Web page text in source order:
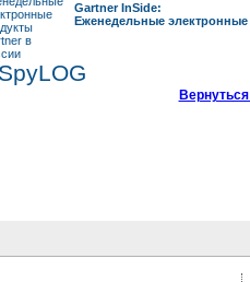
Gartner InSide:
Еженедельные